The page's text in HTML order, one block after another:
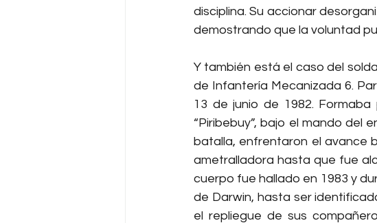
disciplina. Su accionar
demostrando que la voluntad
Y también está el caso del
de Infantería Mecanizada 6.
13 de junio de 1982.
“Piribebuy”, bajo el mando del
batalla, enfrentaron el avance
ametralladora hasta que fue
cuerpo fue hallado en 1983 y
de Darwin, hasta ser
el repliegue de sus